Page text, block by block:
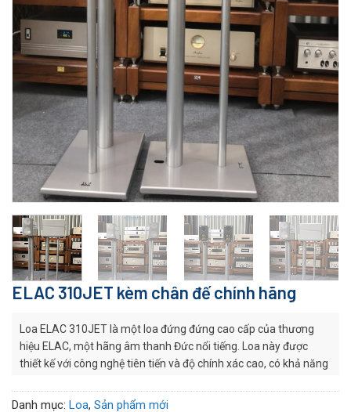
ELAC 310JET kèm chân đế chính hãng
Loa ELAC 310JET là một loa đứng đứng cao cấp của thương
hiệu ELAC, một hãng âm thanh Đức nổi tiếng. Loa này được
thiết kế với công nghệ tiên tiến và độ chính xác cao, có khả năng
nghe nhạc hoàn hảo.
Danh mục: Loa, Sản phẩm mới